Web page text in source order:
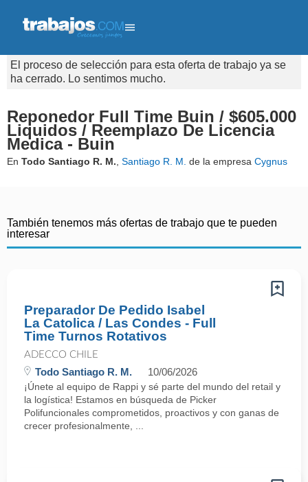
El proceso de selección para esta oferta de trabajo ya se
ha cerrado. Lo sentimos mucho.
Reponedor Full Time Buin / $605.000
Liquidos / Reemplazo De Licencia
Medica - Buin
En Todo Santiago R. M. Santiago R. M. de la empresa Cygnus
También tenemos más ofertas de trabajo que te pueden
interesar
Preparador De Pedido Isabel
La Catolica / Las Condes - Full
Time Turnos Rotativos
ADECCO CHILE
Todo Santiago R. M. 10/06/2026
¡Únete al equipo de Rappi y sé parte del mundo del retail y
la logística! Estamos en búsqueda de Picker
Polifuncionales comprometidos, proactivos y con ganas de
crecer profesionalmente, ...